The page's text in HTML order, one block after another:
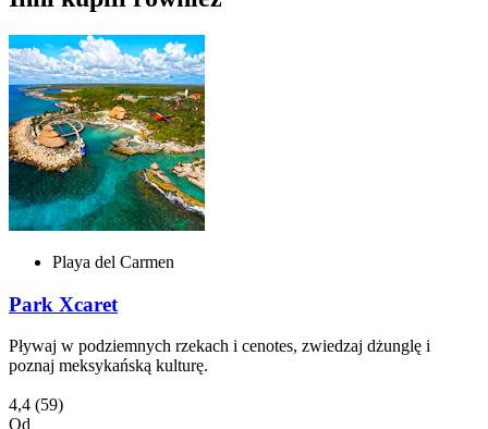
Playa del Carmen
Park Xcaret
Pływaj w podziemnych rzekach i cenotes, zwiedzaj dżunglę i
poznaj meksykańską kulturę.
4,4 (59)
Od